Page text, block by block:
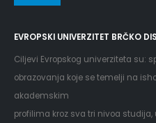
EVROPSKI UNIVERZITET BRČKO
Ciljevi Evropskog univerziteta su:
obrazovanja koje se temelji na
akademskim
profilima kroz sva tri nivoa